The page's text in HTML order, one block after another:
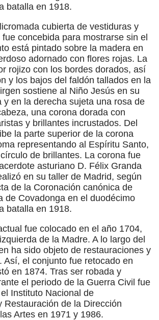
batalla en 1918.
cubierta de vestiduras y
concebida para mostrarse sin el
está pintado sobre la madera en
adornado con flores rojas. La
rojizo con los bordes dorados, así
y los bajos del faldón tallados en la
sostiene al Niño Jesús en su
y en la derecha sujeta una rosa de
una corona dorada con
y brillantes incrustados. Del
la parte superior de la corona
representando al Espíritu Santo,
de brillantes. La corona fue
asturiano D. Félix Granda
en su taller de Madrid, según
de la Coronación canónica de
de Covadonga en el duodécimo
batalla en 1918.
fue colocado en el año 1704,
de la Madre. A lo largo del
ha sido objeto de restauraciones y
Así, el conjunto fue retocado en
en 1874. Tras ser robada y
el periodo de la Guerra Civil fue
Instituto Nacional de
Restauración de la Dirección
Artes en 1971 y 1986.